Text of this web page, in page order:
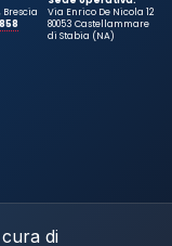
Brescia
Via Enrico De Nicola 12
80053 Castellammare
di Stabia (NA)
di